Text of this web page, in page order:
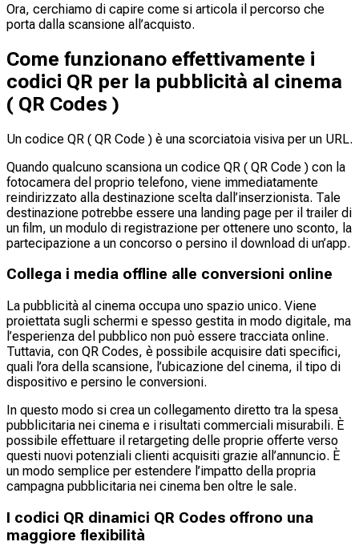
Ora, cerchiamo di capire come si articola il percorso che
porta dalla scansione all’acquisto.
Come funzionano effettivamente i
codici QR per la pubblicità al cinema
( QR Codes )
Un codice QR ( QR Code ) è una scorciatoia visiva per un URL.
Quando qualcuno scansiona un codice QR ( QR Code ) con la
fotocamera del proprio telefono, viene immediatamente
reindirizzato alla destinazione scelta dall’inserzionista. Tale
destinazione potrebbe essere una landing page per il trailer di
un film, un modulo di registrazione per ottenere uno sconto, la
partecipazione a un concorso o persino il download di un’app.
Collega i media offline alle conversioni online
La pubblicità al cinema occupa uno spazio unico. Viene
proiettata sugli schermi e spesso gestita in modo digitale, ma
l’esperienza del pubblico non può essere tracciata online.
Tuttavia, con QR Codes, è possibile acquisire dati specifici,
quali l’ora della scansione, l’ubicazione del cinema, il tipo di
dispositivo e persino le conversioni.
In questo modo si crea un collegamento diretto tra la spesa
pubblicitaria nei cinema e i risultati commerciali misurabili. È
possibile effettuare il retargeting delle proprie offerte verso
questi nuovi potenziali clienti acquisiti grazie all’annuncio. È
un modo semplice per estendere l’impatto della propria
campagna pubblicitaria nei cinema ben oltre le sale.
I codici QR dinamici QR Codes offrono una
maggiore flexibilità